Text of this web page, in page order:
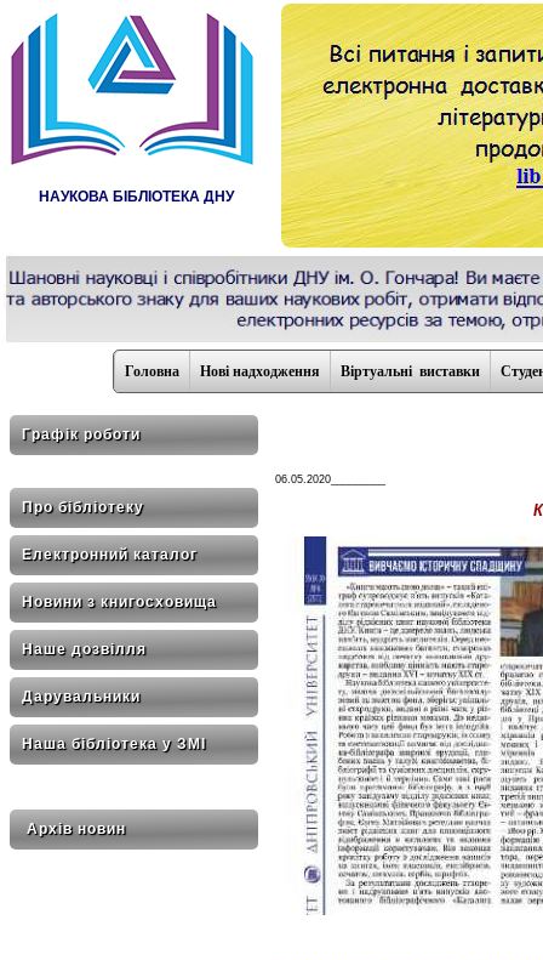
НАУКОВА БІБЛІОТЕКА ДНУ
Головна Нові надходження Віртуальні виставки
Графік роботи
Про бібліотеку
Електронний каталог
Новини з книгосховища
Наше дозвілля
Дарувальники
Наша бібліотека у ЗМІ
Архів новин
06.05.2020_________